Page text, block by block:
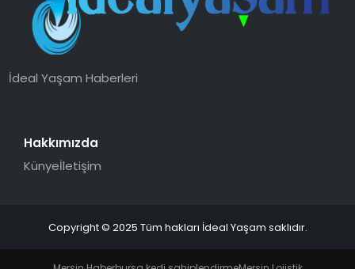
İdeal Yaşam Haberleri
Hakkımızda
Künyeİletişim
Copyright © 2025 Tüm hakları İdeal Yaşam saklıdır.